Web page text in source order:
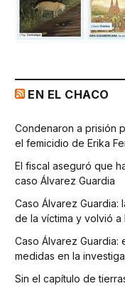
EN EL CHACO
Condenaron a prisión
el femicidio de Erika
El fiscal aseguró que
caso Álvarez Guardia
Caso Álvarez Guardia:
de la víctima y volvió a
Caso Álvarez Guardia:
medidas en la
Sin el capítulo de